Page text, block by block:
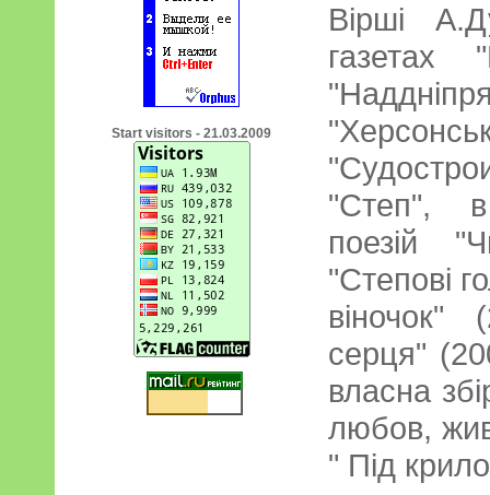
Start visitors - 21.03.2009
Вірші
газетах
"Степ", в
поезій
"Степові
серця"
власна
любов,
" Під